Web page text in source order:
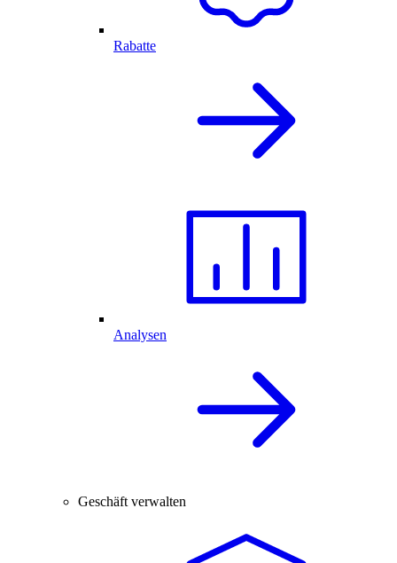
Rabatte
Analysen
Geschäft verwalten